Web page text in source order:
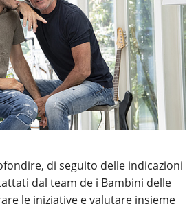
di seguito delle indicazioni
dal team de i Bambini delle
le iniziative e valutare insieme